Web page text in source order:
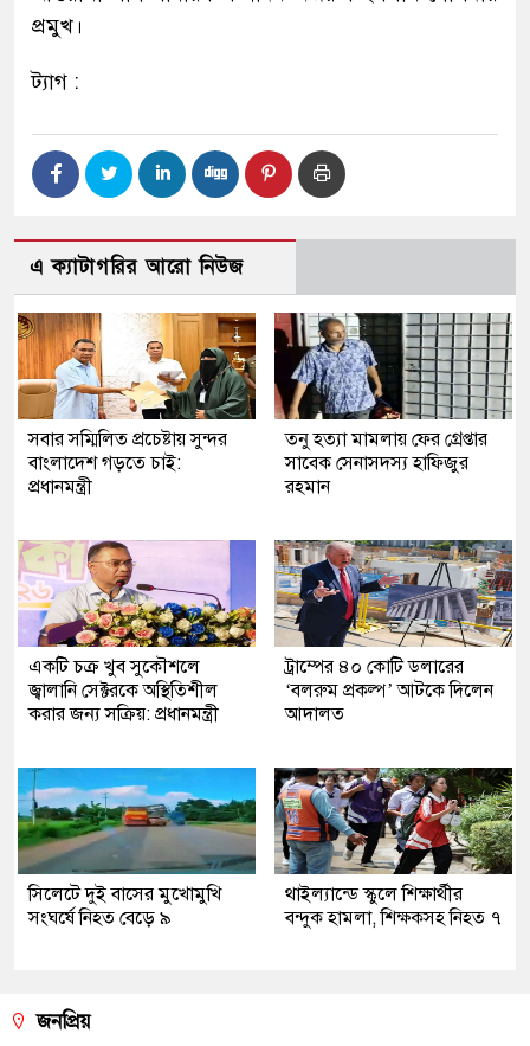
প্রমুখ।
ট্যাগ :
এ ক্যাটাগরির আরো নিউজ
সবার সম্মিলিত প্রচেষ্টায় সুন্দর
বাংলাদেশ গড়তে চাই:
প্রধানমন্ত্রী
তনু হত্যা মামলায় ফের গ্রেপ্তার
সাবেক সেনাসদস্য হাফিজুর
রহমান
একটি চক্র খুব সুকৌশলে
জ্বালানি সেক্টরকে অস্থিতিশীল
করার জন্য সক্রিয়: প্রধানমন্ত্রী
ট্রাম্পের ৪০ কোটি ডলারের
‘বলরুম প্রকল্প’ আটকে দিলেন
আদালত
সিলেটে দুই বাসের মুখোমুখি
সংঘর্ষে নিহত বেড়ে ৯
থাইল্যান্ডে স্কুলে শিক্ষার্থীর
বন্দুক হামলা, শিক্ষকসহ নিহত ৭
জনপ্রিয়